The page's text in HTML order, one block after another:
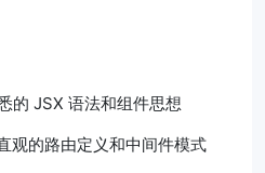
的 JSX 语法和组件思想
观的路由定义和中间件模式